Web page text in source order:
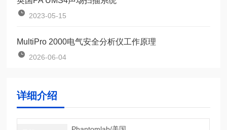
2023-05-15
MultiPro 2000电气安全分析仪工作原理
2026-06-04
详细介绍